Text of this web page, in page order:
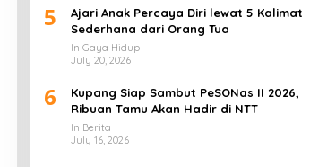
5
Ajari Anak Percaya Diri lewat 5 Kalimat
Sederhana dari Orang Tua
In Gaya Hidup
July 20, 2026
6
Kupang Siap Sambut PeSONas II 2026,
Ribuan Tamu Akan Hadir di NTT
In Berita
July 16, 2026